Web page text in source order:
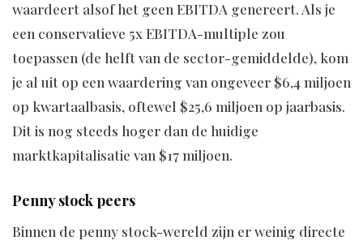
waardeert alsof het geen EBITDA genereert. Als je
een conservatieve 5x EBITDA-multiple zou
toepassen (de helft van de sector-gemiddelde), kom
je al uit op een waardering van ongeveer $6,4 miljoen
op kwartaalbasis, oftewel $25,6 miljoen op jaarbasis.
Dit is nog steeds hoger dan de huidige
marktkapitalisatie van $17 miljoen.
Penny stock peers
Binnen de penny stock-wereld zijn er weinig directe